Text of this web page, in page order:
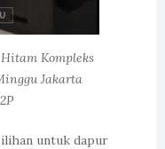
Kompleks
Jakarta
untuk dapur